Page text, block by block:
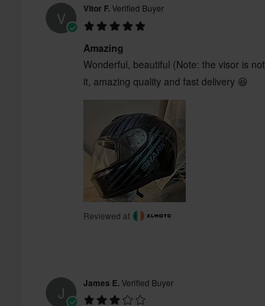
Colore
Peso casco
Standard di certificazione
Dimensioni della confezione
V Vitor F.Verified Buyer
Amazing
Wonderful, beautiful (Note: the visor is
it, amazing quality and fast delivery 😆
Reviewed at
J James E.Verified Buyer